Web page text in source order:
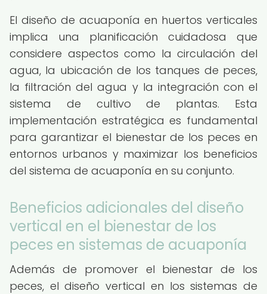
El diseño de acuaponía en huertos verticales
implica una planificación cuidadosa que
considere aspectos como la circulación del
agua, la ubicación de los tanques de peces,
la filtración del agua y la integración con el
sistema de cultivo de plantas. Esta
implementación estratégica es fundamental
para garantizar el bienestar de los peces en
entornos urbanos y maximizar los beneficios
del sistema de acuaponía en su conjunto.
Beneficios adicionales del diseño
vertical en el bienestar de los
peces en sistemas de acuaponía
Además de promover el bienestar de los
peces, el diseño vertical en los sistemas de